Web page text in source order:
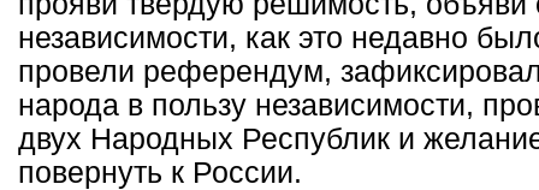
независимости, как это недавно
провели референдум,
народа в пользу независимости,
двух Народных Республик и
повернуть к России.